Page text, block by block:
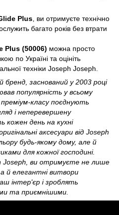
Plus , ви отримуєте технічно
багато років без втрати
Plus (50006) можна просто
по Україні та оцініть
техніки Joseph Joseph.
бренд, заснований у 2003 році
популярність у всьому
класу поєднують
і неперевершену
кожен день на кухні
аксесуари від Joseph
будь-якому дому, але й
для кожної господині.
Joseph, ви отримуєте не лише
а й елегантні витвори
інтер'єр і зроблять
та приємнішими.